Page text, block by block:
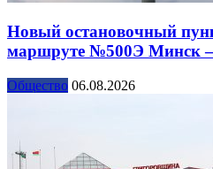
Новый остановочный
маршруте №500Э Минск –
Общество 06.08.2026